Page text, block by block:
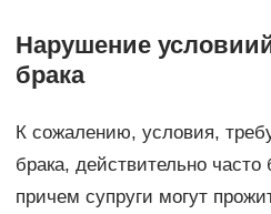
Нарушение
брака
К сожалению, условия,
брака, действительно
причем супруги могут